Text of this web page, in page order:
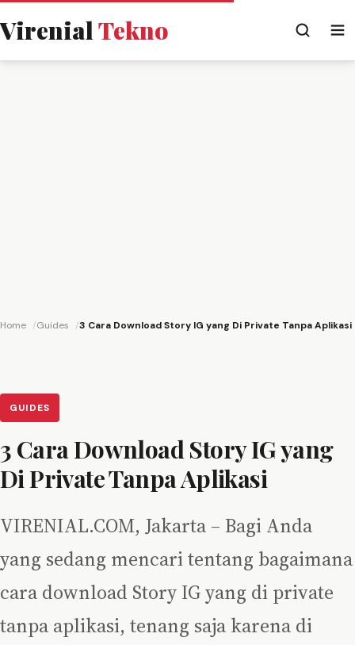
VirenialTekno
Home Guides 3 Cara Download Story IG yang Di Private Tanpa Aplikasi
GUIDES
3 Cara Download Story IG yang
Di Private Tanpa Aplikasi
VIRENIAL.COM, Jakarta – Bagi Anda
yang sedang mencari tentang bagaimana
cara download Story IG yang di private
tanpa aplikasi, tenang saja karena di